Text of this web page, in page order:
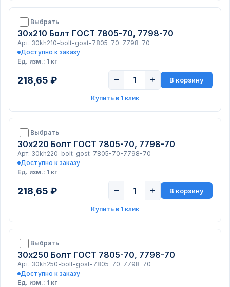
Выбрать
30х210 Болт ГОСТ 7805-70, 7798-70
Арт. 30kh210-bolt-gost-7805-70-7798-70
Доступно к заказу
Ед. изм.: 1 кг
218,65 ₽ − + В корзину
Купить в 1 клик
Выбрать
30х220 Болт ГОСТ 7805-70, 7798-70
Арт. 30kh220-bolt-gost-7805-70-7798-70
Доступно к заказу
Ед. изм.: 1 кг
218,65 ₽ − + В корзину
Купить в 1 клик
Выбрать
30х250 Болт ГОСТ 7805-70, 7798-70
Арт. 30kh250-bolt-gost-7805-70-7798-70
Доступно к заказу
Ед. изм.: 1 кг